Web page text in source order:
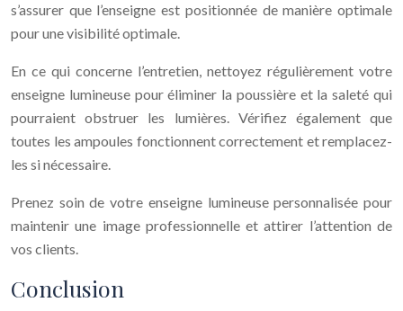
s’assurer que l’enseigne est positionnée de manière optimale
pour une visibilité optimale.
En ce qui concerne l’entretien, nettoyez régulièrement votre
enseigne lumineuse pour éliminer la poussière et la saleté qui
pourraient obstruer les lumières. Vérifiez également que
toutes les ampoules fonctionnent correctement et remplacez-
les si nécessaire.
Prenez soin de votre enseigne lumineuse personnalisée pour
maintenir une image professionnelle et attirer l’attention de
vos clients.
Conclusion